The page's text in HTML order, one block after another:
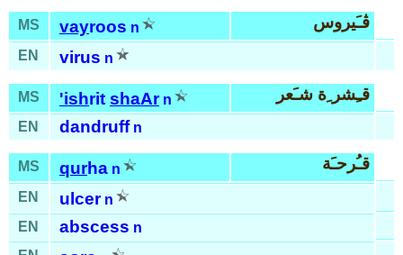
MS vayroos n ڤـَيروس
EN virus n
MS 'ishrit shaAr n قـِشر ِة شـَعر
EN dandruff n
MS qurha n قـُرحـَة
EN ulcer n
EN
abscess n